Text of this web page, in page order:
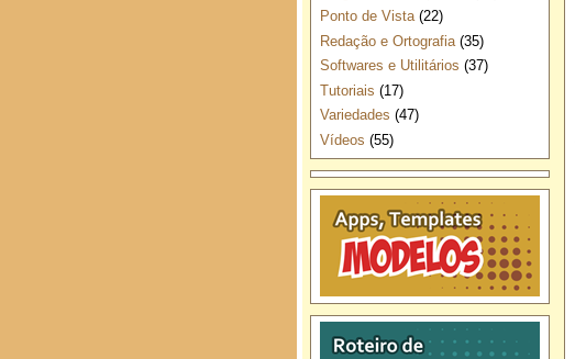
Ponto de Vista (22)
Redação e Ortografia (35)
Softwares e Utilitários (37)
Tutoriais (17)
Variedades (47)
Vídeos (55)